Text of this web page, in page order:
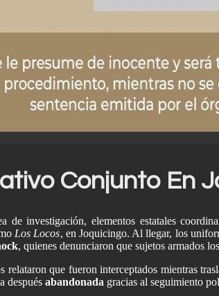
Conjunto En
de investigación, elementos estatales
Los Locos, en Joquicingo. Al llegar, los
, quienes denunciaron que sujetos armados
relataron que fueron interceptados mientras
después abandonada gracias al seguimiento
Conflicto En El
Dombás